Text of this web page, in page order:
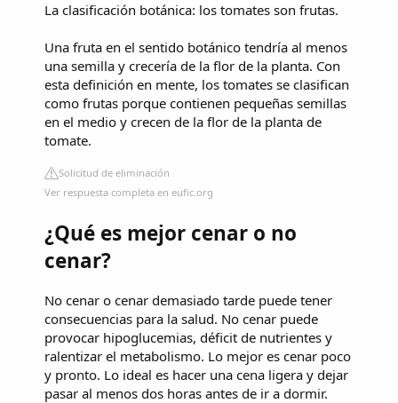
La clasificación botánica: los tomates son frutas.
Una fruta en el sentido botánico tendría al menos
una semilla y crecería de la flor de la planta. Con
esta definición en mente, los tomates se clasifican
como frutas porque contienen pequeñas semillas
en el medio y crecen de la flor de la planta de
tomate.
Solicitud de eliminación
Ver respuesta completa en eufic.org
¿Qué es mejor cenar o no
cenar?
No cenar o cenar demasiado tarde puede tener
consecuencias para la salud. No cenar puede
provocar hipoglucemias, déficit de nutrientes y
ralentizar el metabolismo. Lo mejor es cenar poco
y pronto. Lo ideal es hacer una cena ligera y dejar
pasar al menos dos horas antes de ir a dormir.